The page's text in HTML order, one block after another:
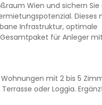
Wien und sichern Sie
Dieses
Infrastruktur, optimale
für Anleger
mit 2 bis 5
oder Loggia.